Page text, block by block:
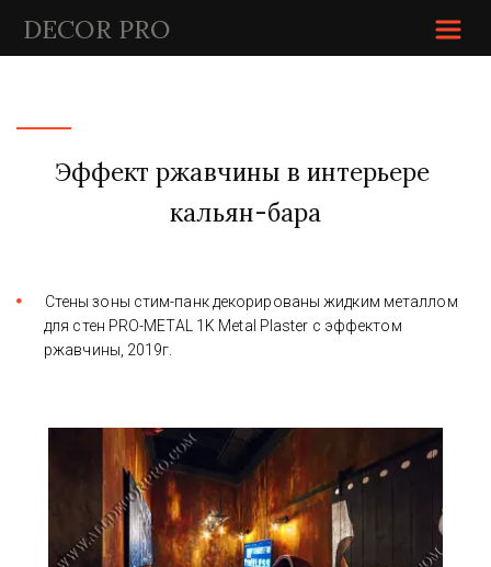
DECOR PRO
Эффект ржавчины в интерьере
кальян-бара
Стены зоны стим-панк декорированы жидким металлом
для стен PRO-METAL 1K Metal Plaster с эффектом
ржавчины, 2019г.